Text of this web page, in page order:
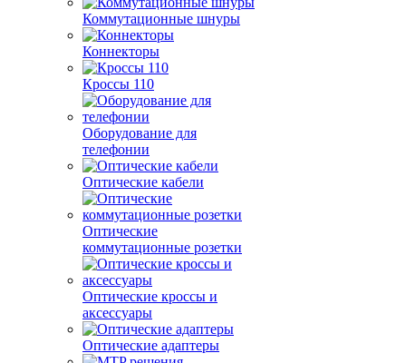
Коммутационные шнуры
Коннекторы
Кроссы 110
Оборудование для
телефонии
Оптические кабели
Оптические
коммутационные розетки
Оптические кроссы и
аксессуары
Оптические адаптеры